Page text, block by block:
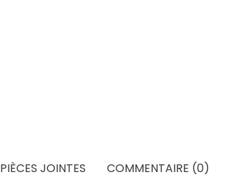
PIÈCES JOINTES COMMENTAIRE (0)